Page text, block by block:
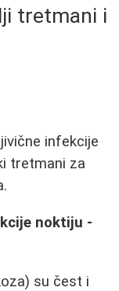
tretmani i
infekcije
tretmani za
noktiju -
su čest i